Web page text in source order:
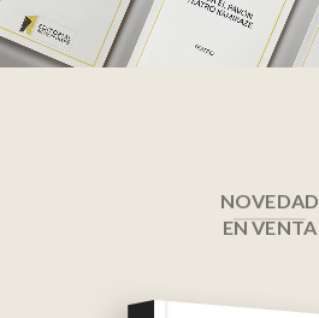
NOVEDAD
EN VENTA